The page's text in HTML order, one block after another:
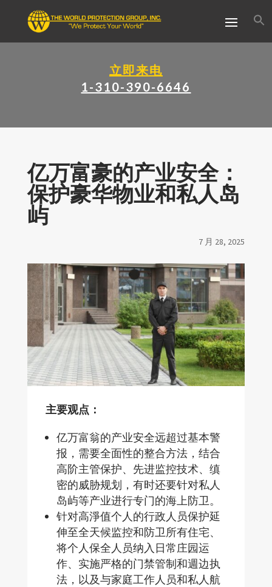
立即来电
1-310-390-6646
亿万富豪的产业安全：
保护豪华物业和私人岛
屿
7 月 28, 2025
主要观点：
亿万富翁的产业安全远超过基本警
报，需要全面性的整合方法，结合
高阶主管保护、先进监控技术、缜
密的威胁规划，有时还要针对私人
岛屿等产业进行专门的海上防卫。
针对高淨值个人的行政人员保护延
伸至全天候监控和防卫所有住宅、
将个人保全人员纳入日常庄园运
作、实施严格的门禁管制和週边执
法，以及与家庭工作人员和私人航